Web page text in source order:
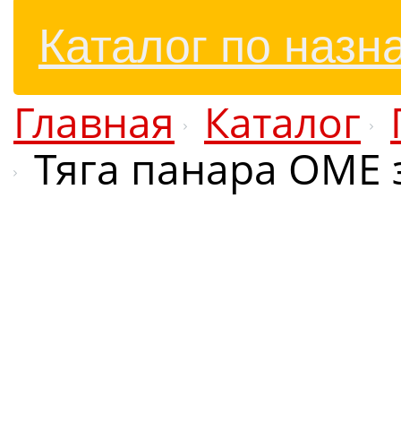
Каталог по
Главная Каталог
Тяга панара OME